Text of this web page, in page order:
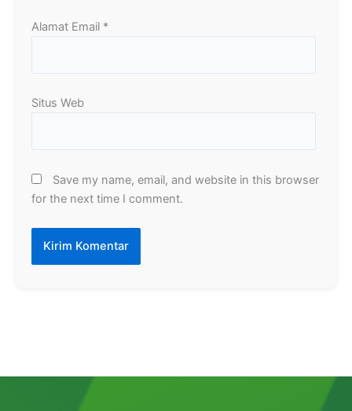
Alamat Email *
Situs Web
Save my name, email, and website in this browser
for the next time I comment.